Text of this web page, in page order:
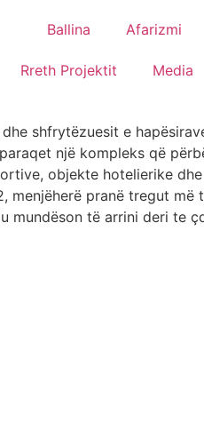
Ballina Afarizmi
Rreth Projektit Media
shfrytëzuesit e
një kompleks që
objekte hotelierike
menjëherë pranë tregut
mundëson të arrini deri te